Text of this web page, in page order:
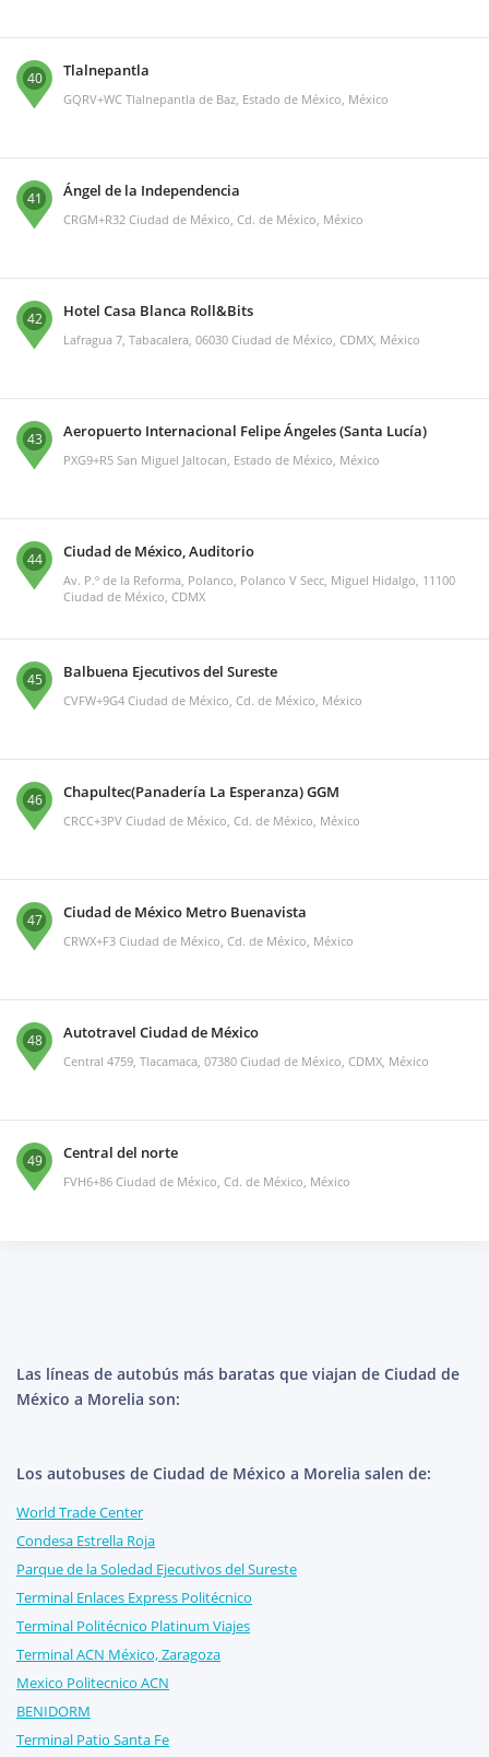
40 Tlalnepantla
GQRV+WC Tlalnepantla de Baz, Estado de México, México
41 Ángel de la Independencia
CRGM+R32 Ciudad de México, Cd. de México, México
42 Hotel Casa Blanca Roll&Bits
Lafragua 7, Tabacalera, 06030 Ciudad de México, CDMX, México
43 Aeropuerto Internacional Felipe Ángeles (Santa Lucía)
PXG9+R5 San Miguel Jaltocan, Estado de México, México
44 Ciudad de México, Auditorio
Av. P.º de la Reforma, Polanco, Polanco V Secc, Miguel Hidalgo, 11100
Ciudad de México, CDMX
45 Balbuena Ejecutivos del Sureste
CVFW+9G4 Ciudad de México, Cd. de México, México
46 Chapultec(Panadería La Esperanza) GGM
CRCC+3PV Ciudad de México, Cd. de México, México
47 Ciudad de México Metro Buenavista
CRWX+F3 Ciudad de México, Cd. de México, México
48 Autotravel Ciudad de México
Central 4759, Tlacamaca, 07380 Ciudad de México, CDMX, México
49 Central del norte
FVH6+86 Ciudad de México, Cd. de México, México
Las líneas de autobús más baratas que viajan de Ciudad de
México a Morelia son:
Los autobuses de Ciudad de México a Morelia salen de:
World Trade Center
Condesa Estrella Roja
Parque de la Soledad Ejecutivos del Sureste
Terminal Enlaces Express Politécnico
Terminal Politécnico Platinum Viajes
Terminal ACN México, Zaragoza
Mexico Politecnico ACN
BENIDORM
Terminal Patio Santa Fe